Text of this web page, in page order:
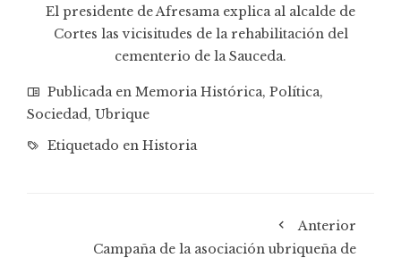
El presidente de Afresama explica al alcalde de
Cortes las vicisitudes de la rehabilitación del
cementerio de la Sauceda.
Publicada en Memoria Histórica, Política,
Sociedad , Ubrique
Etiquetado en Historia
Anterior
Campaña de la asociación ubriqueña de